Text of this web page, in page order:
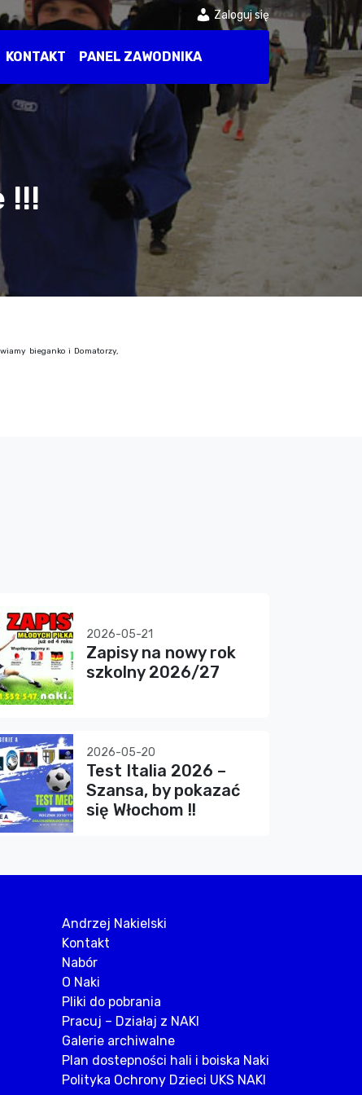
Zaloguj się
KONTAKT PANEL ZAWODNIKA
!!!
bieganko i Domatorzy,
2026-05-21
Zapisy na nowy rok
szkolny 2026/27
2026-05-20
Test Italia 2026 –
Szansa, by pokazać
się Włochom !!
Andrzej Nakielski
Kontakt
Nabór
O Naki
Pliki do pobrania
Pracuj – Działaj z NAKI
Galerie archiwalne
Plan dostepności hali i boiska Naki
Polityka Ochrony Dzieci UKS NAKI